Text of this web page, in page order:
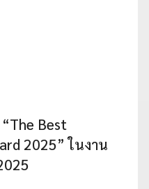
Best
2025” ในงาน